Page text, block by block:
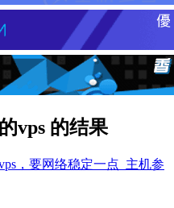
vps 的结果